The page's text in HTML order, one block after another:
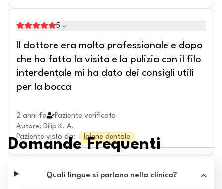
5
Il dottore era molto professionale e dopo
che ho fatto la visita e la pulizia con il filo
interdentale mi ha dato dei consigli utili
per la bocca
2 anni fa
Paziente verificato
Autore: Dilip K. A.
Paziente visto da: Igiene dentale
Domande Frequenti
Quali lingue si parlano nella clinica?